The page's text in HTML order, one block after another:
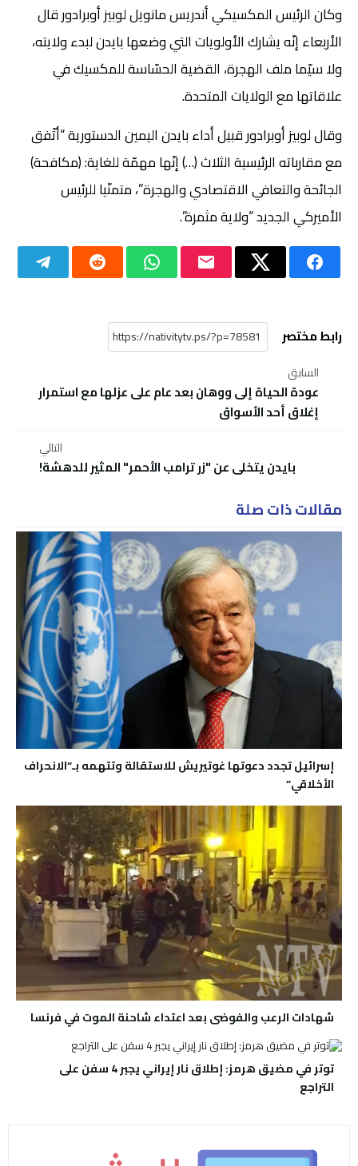
وكان الرئيس المكسيكي أندريس مانويل لوبيز أوبرادور قال
الأربعاء إنّه يشارك الأولويات التي وضعها بايدن لبدء ولايته،
ولا سيّما ملف الهجرة، القضية الحسّاسة للمكسيك في
علاقاتها مع الولايات المتحدة.
وقال لوبيز أوبرادور قبيل أداء بايدن اليمين الدستورية “أتّفق
مع مقارباته الرئيسية الثلاث (…) إنّها مهمّة للغاية: (مكافحة)
الجائحة والتعافي الاقتصادي والهجرة”، متمنّيا للرئيس
الأميركي الجديد “ولاية مثمرة”.
رابط مختصر
السابق
عودة الحياة إلى ووهان بعد عام على عزلها مع استمرار
إغلاق أحد الأسواق
التالي
بايدن يتخلى عن "زر ترامب الأحمر" المثير للدهشة!
مقالات ذات صلة
إسرائيل تجدد دعوتها غوتيريش للاستقالة وتتهمه بـ”الانحراف
الأخلاقي”
شهادات الرعب والفوضى بعد اعتداء شاحنة الموت في فرنسا
توتر في مضيق هرمز: إطلاق نار إيراني يجبر 4 سفن على
التراجع